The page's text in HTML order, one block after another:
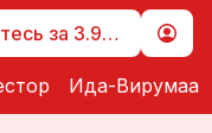
Подпишитесь за 3.99 €
Ида-Вирумаа